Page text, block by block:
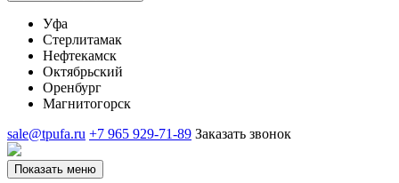
Уфа
Стерлитамак
Нефтекамск
Октябрьский
Оренбург
Магнитогорск
sale@tpufa.ru +7 965 929-71-89 Заказать звонок
Показать меню